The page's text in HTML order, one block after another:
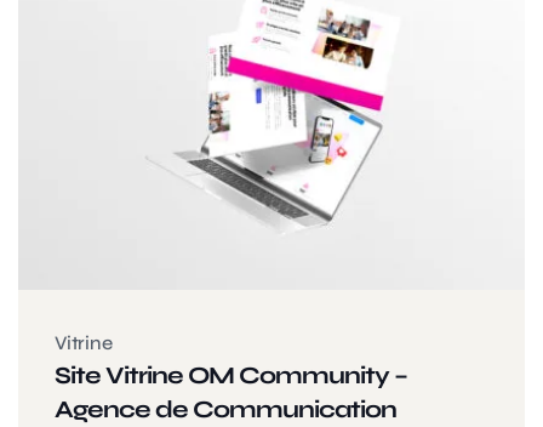
Vitrine
Site Vitrine OM Community –
Agence de Communication